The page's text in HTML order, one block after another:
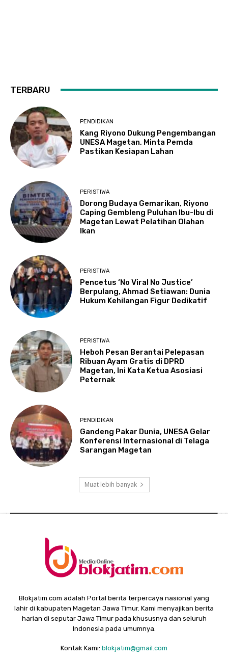
TERBARU
PENDIDIKAN
Kang Riyono Dukung Pengembangan
UNESA Magetan, Minta Pemda
Pastikan Kesiapan Lahan
PERISTIWA
Dorong Budaya Gemarikan, Riyono
Caping Gembleng Puluhan Ibu-Ibu di
Magetan Lewat Pelatihan Olahan
Ikan
PERISTIWA
Pencetus ‘No Viral No Justice’
Berpulang, Ahmad Setiawan: Dunia
Hukum Kehilangan Figur Dedikatif
PERISTIWA
Heboh Pesan Berantai Pelepasan
Ribuan Ayam Gratis di DPRD
Magetan, Ini Kata Ketua Asosiasi
Peternak
PENDIDIKAN
Gandeng Pakar Dunia, UNESA Gelar
Konferensi Internasional di Telaga
Sarangan Magetan
Muat lebih banyak
Blokjatim.com adalah Portal berita terpercaya nasional yang
lahir di kabupaten Magetan Jawa Timur. Kami menyajikan berita
harian di seputar Jawa Timur pada khususnya dan seluruh
Indonesia pada umumnya.
Kontak Kami: blokjatim@gmail.com